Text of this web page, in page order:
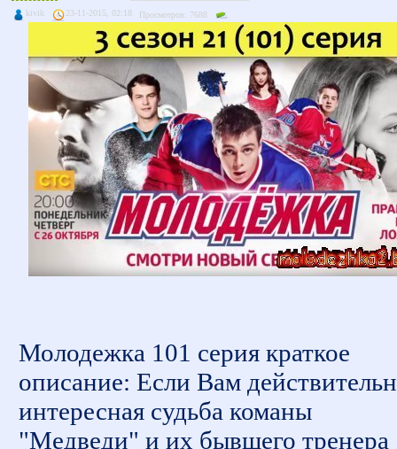
kivik 23-11-2015, 02:18 Просмотров: 7688
Молодежка 101 серия краткое
описание: Если Вам
интересная судьба команы
"Медведи" и их бывшего тренера